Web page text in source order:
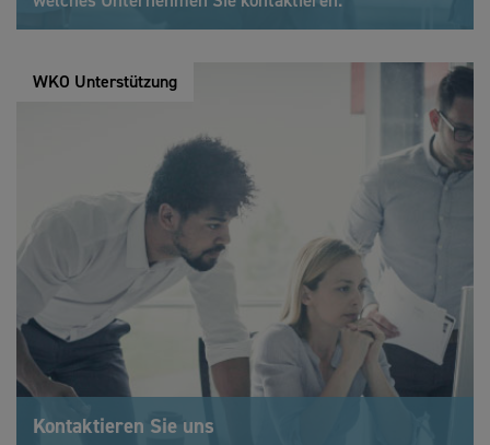
WKO Unterstützung
Kontaktieren Sie uns